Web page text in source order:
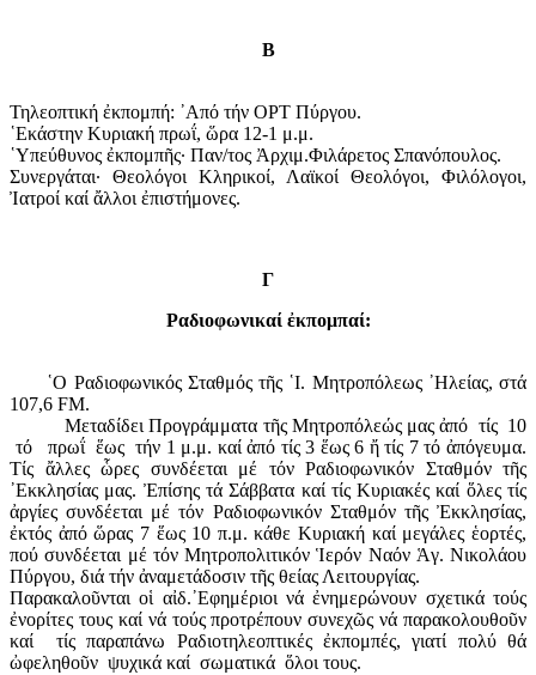
Β
Τηλεοπτική ἐκπομπή: ᾿Από τήν ΟΡΤ Πύργου.
῾Εκάστην Κυριακή πρωΐ, ὥρα 12-1 μ.μ.
῾Υπεύθυνος ἐκπομπῆς· Παν/τος Ἀρχιμ.Φιλάρετος Σπανόπουλος.
Συνεργάται· Θεολόγοι Κληρικοί, Λαϊκοί Θεολόγοι, Φιλόλογοι,
Ἰατροί καί ἄλλοι ἐπιστήμονες.
Γ
Ραδιοφωνικαί ἐκπομπαί:
῾Ο Ραδιοφωνικός Σταθμός τῆς ῾Ι. Μητροπόλεως ᾿Ηλείας, στά
107,6 FM.
Μεταδίδει Προγράμματα τῆς Μητροπόλεώς μας ἀπό τίς 10
τό πρωΐ ἕως τήν 1 μ.μ. καί ἀπό τίς 3 ἕως 6 ἤ τίς 7 τό ἀπόγευμα.
Τίς ἄλλες ὧρες συνδέεται μέ τόν Ραδιοφωνικόν Σταθμόν τῆς
᾿Εκκλησίας μας. Ἐπίσης τά Σάββατα καί τίς Κυριακές καί ὅλες τίς
ἀργίες συνδέεται μέ τόν Ραδιοφωνικόν Σταθμόν τῆς Ἐκκλησίας,
ἐκτός ἀπό ὥρας 7 ἕως 10 π.μ. κάθε Κυριακή καί μεγάλες ἑορτές,
πού συνδέεται μέ τόν Μητροπολιτικόν Ἱερόν Ναόν Ἁγ. Νικολάου
Πύργου, διά τήν ἀναμετάδοσιν τῆς θείας Λειτουργίας.
Παρακαλοῦνται οἱ αἰδ.᾿Εφημέριοι νά ἐνημερώνουν σχετικά τούς
ἐνορίτες τους καί νά τούς προτρέπουν συνεχῶς νά παρακολουθοῦν
καί τίς παραπάνω Ραδιοτηλεοπτικές ἐκπομπές, γιατί πολύ θά
ὠφεληθοῦν ψυχικά καί σωματικά ὅλοι τους.